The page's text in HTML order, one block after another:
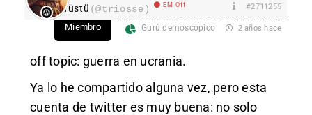
Tüstü (@triosse) EM Off #2711255
Miembro Gurú demoscópico 2 años hace
off topic: guerra en ucrania.
Ya lo he compartido alguna vez, pero esta
cuenta de twitter es muy buena: no solo